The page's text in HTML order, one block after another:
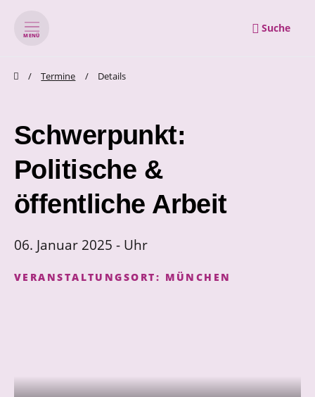
MENÜ
Suche
zum Inhalt springen
Termine Details
Schwerpunkt:
Politische &
öffentliche Arbeit
06. Januar 2025 - Uhr
VERANSTALTUNGSORT: MÜNCHEN